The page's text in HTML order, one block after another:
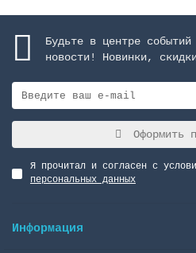
Будьте в центре
новости! Новинки,
Оформить
Я прочитал и согласен с
персональных данных
Информация